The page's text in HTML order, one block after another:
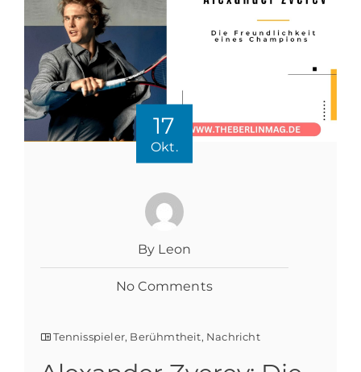
17
Okt.
By Leon
No Comments
Tennisspieler, Berühmtheit, Nachricht